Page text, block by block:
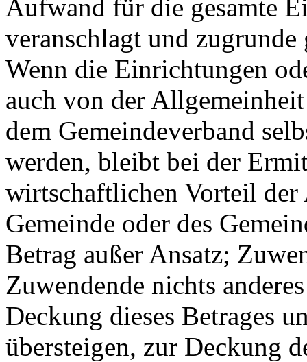
Aufwand für die gesamte
veranschlagt und
Wenn die Einrichtungen
auch von der
dem Gemeindeverband
werden, bleibt bei der
wirtschaftlichen Vorteil
Gemeinde oder des
Betrag außer Ansatz;
Zuwendende nichts
Deckung dieses Betrages
übersteigen, zur Deckung